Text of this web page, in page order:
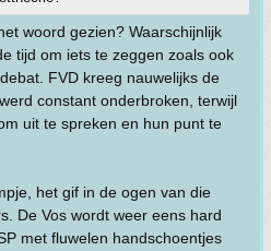
woord gezien? Waarschijnlijk
tijd om iets te zeggen zoals ook
FVD kreeg nauwelijks de
constant onderbroken, terwijl
uit te spreken en hun punt te
het gif in de ogen van die
De Vos wordt weer eens hard
met fluwelen handschoentjes